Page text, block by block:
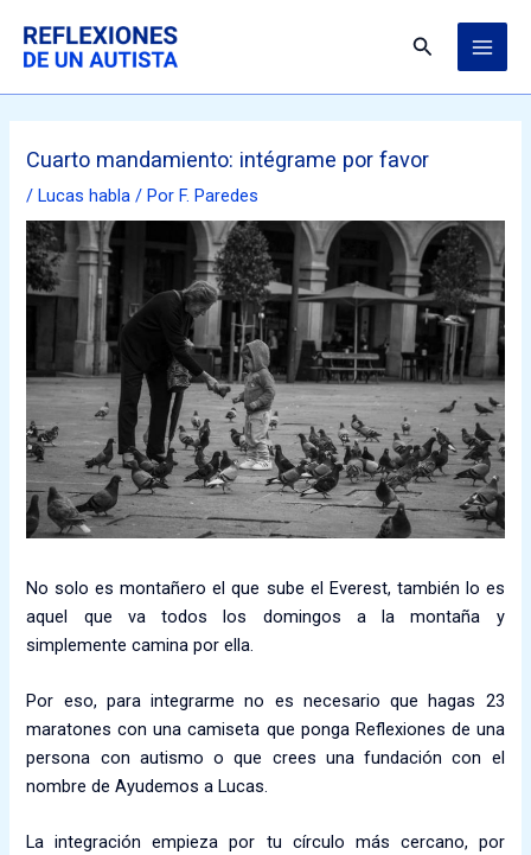
contenido
Buscar
Cuarto mandamiento: intégrame por favor
/Lucas habla / PorF. Paredes
No solo es montañero el que sube el Everest, también lo es
aquel que va todos los domingos a la montaña y
simplemente camina por ella.
Por eso, para integrarme no es necesario que hagas 23
maratones con una camiseta que ponga Reflexiones de una
persona con autismo o que crees una fundación con el
nombre de Ayudemos a Lucas.
La integración empieza por tu círculo más cercano, por